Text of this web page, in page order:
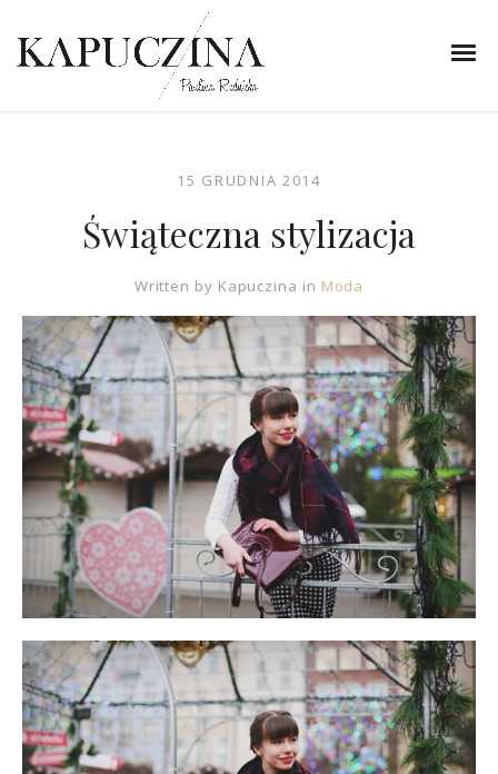
15 GRUDNIA 2014
Świąteczna stylizacja
Written by Kapuczina in Moda